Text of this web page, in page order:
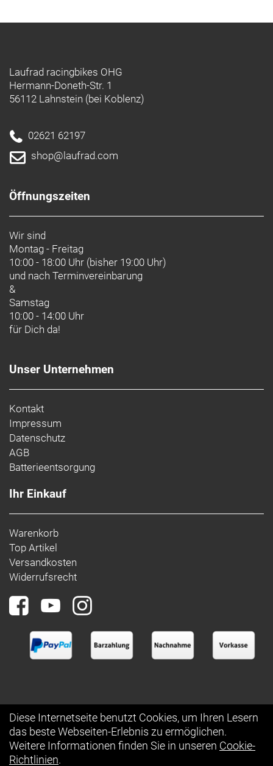
Sakai-ku, Sakai-shi, Osaka 590-8577,
Laufrad racingbikes OHG
Hermann-Doneth-Str. 1
56112 Lahnstein (bei Koblenz)
02621 62197
shop@laufrad.com
Öffnungszeiten
Wir sind
Montag - Freitag
10:00 - 18:00 Uhr (bisher 19:00 Uhr)
und nach Terminvereinbarung
&
Samstag
10:00 - 14:00 Uhr
für Dich da!
Unser Unternehmen
Kontakt
Impressum
Datenschutz
AGB
Batterieentsorgung
Ihr Einkauf
Warenkorb
Top Artikel
Versandkosten
Widerrufsrecht
Diese Internetseite benutzt Cookies, um Ihren Lesern
das beste Webseiten-Erlebnis zu ermöglichen.
Weitere Informationen finden Sie in unseren Cookie-
Richtlinien.
Auftrag widerrufen